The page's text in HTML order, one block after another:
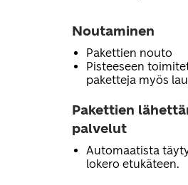
Noutaminen
Pakettien nouto
Pisteeseen
paketteja myös
Pakettien
palvelut
Automaatista
lokero etukäteen.